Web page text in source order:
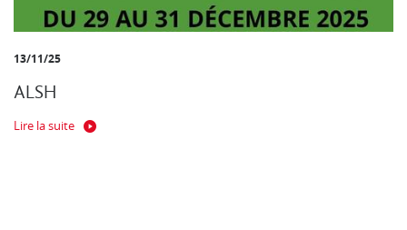
13/11/25
ALSH
Lire la suite